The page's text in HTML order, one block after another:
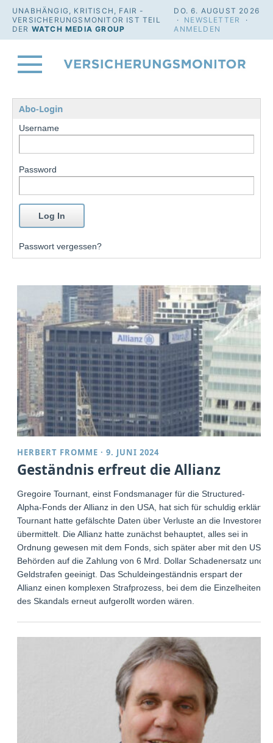
UNABHÄNGIG, KRITISCH, FAIR -
VERSICHERUNGSMONITOR IST TEIL
DER WATCH MEDIA GROUP
DO. 6. AUGUST 2026
· NEWSLETTER
·
ANMELDEN
Abo-Login
Username
Password
Passwort vergessen?
HERBERT FROMME ·9. JUNI 2024
Geständnis erfreut die Allianz
Gregoire Tournant, einst Fondsmanager für die Structured-
Alpha-Fonds der Allianz in den USA, hat sich für schuldig erklärt.
Tournant hatte gefälschte Daten über Verluste an die Investoren
übermittelt. Die Allianz hatte zunächst behauptet, alles sei in
Ordnung gewesen mit dem Fonds, sich später aber mit den US-
Behörden auf die Zahlung von 6 Mrd. Dollar Schadenersatz und
Geldstrafen geeinigt. Das Schuldeingeständnis erspart der
Allianz einen komplexen Strafprozess, bei dem die Einzelheiten
des Skandals erneut aufgerollt worden wären.